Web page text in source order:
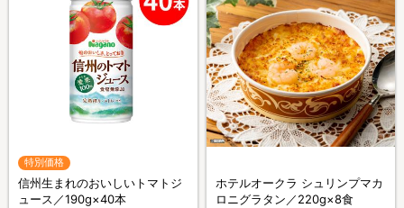
特別価格
信州生まれのおいしいトマトジ
ュース／190g×40本
ホテルオークラ シュリンプマカ
ロニグラタン／220g×8食